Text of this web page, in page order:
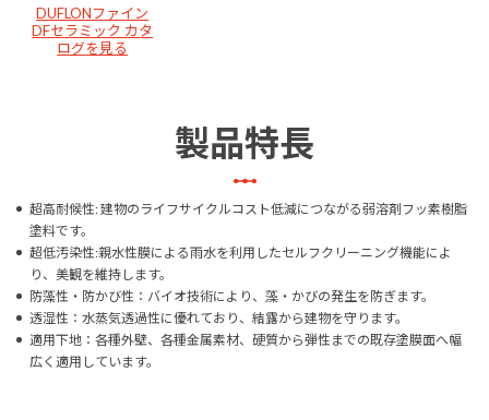
DUFLONファイン
DFセラミック カタ
ログを見る
製品特長
超高耐候性: 建物のライフサイクルコスト低減につながる弱溶剤フッ素樹脂
塗料です。
超低汚染性:親水性膜による雨水を利用したセルフクリーニング機能によ
り、美観を維持します。
防藻性・防かび性：バイオ技術により、藻・かびの発生を防ぎます。
透湿性：水蒸気透過性に優れており、結露から建物を守ります。
適用下地：各種外壁、各種金属素材、硬質から弾性までの既存塗膜面へ幅
広く適用しています。